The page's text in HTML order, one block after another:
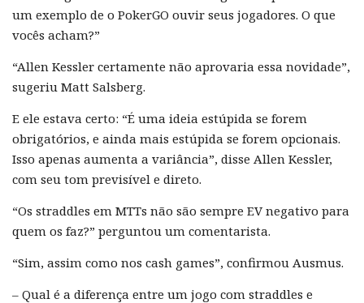
um exemplo de o PokerGO ouvir seus jogadores. O que
vocês acham?”
“Allen Kessler certamente não aprovaria essa novidade”,
sugeriu Matt Salsberg.
E ele estava certo: “É uma ideia estúpida se forem
obrigatórios, e ainda mais estúpida se forem opcionais.
Isso apenas aumenta a variância”, disse Allen Kessler,
com seu tom previsível e direto.
“Os straddles em MTTs não são sempre EV negativo para
quem os faz?” perguntou um comentarista.
“Sim, assim como nos cash games”, confirmou Ausmus.
– Qual é a diferença entre um jogo com straddles e